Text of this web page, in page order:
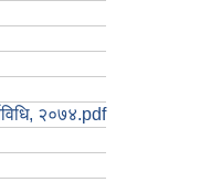
२०७४.pdf